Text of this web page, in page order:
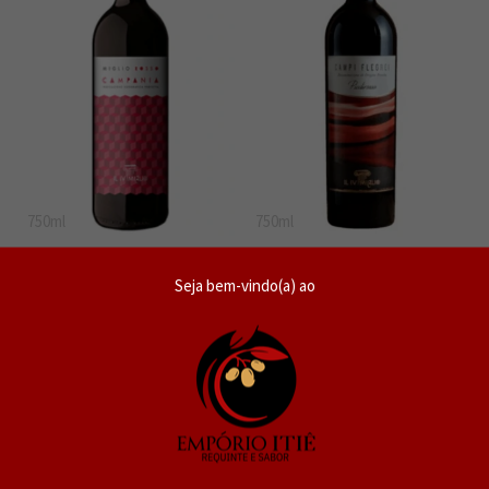
Seja bem-vindo(a) ao
no PIX ou Boleto
Piedirosso DOP 2020
De R$219,90
R$179,90
R$ 170,91